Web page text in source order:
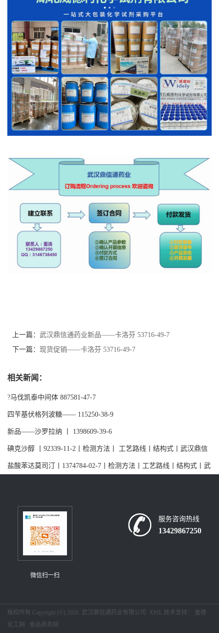
上一篇： 武汉鼎信通药业新品——卡洛芬 53716-49-7
下一篇： 现货促销——卡洛芬 53716-49-7
相关新闻：
?马伐凯泰中间体 887581-47-7
四苄基伏格列波糖—— 115250-38-9
新品——沙罗拉纳 丨 1398609-39-6
碘克沙醇 丨92339-11-2丨检测方法丨 工艺路线丨结构式丨武汉鼎信
通药业董浩
盐酸苯达莫司汀丨1374784-02-7丨检测方法丨工艺路线丨结构式丨武
微信扫一扫
服务咨询热线
13429867250
版权所有 Copyright (©) 2026 武汉鼎信通药业有限公司 XML 技术支持： 盖德
化工网
食品商务网